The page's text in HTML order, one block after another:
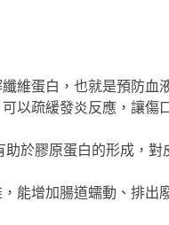
維蛋白，也就是預防血
以疏緩發炎反應，讓傷
於膠原蛋白的形成，對
能增加腸道蠕動、排出